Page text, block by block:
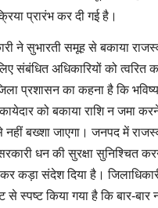
प्रारंभ कर दी गई है।
ने सुभारती समूह से बकाया
संबंधित अधिकारियों को त्वरित
प्रशासन का कहना है कि
को बकाया राशि न जमा
से नहीं बख्शा जाएगा। जनपद में
धन की सुरक्षा सुनिश्चित
कर कड़ा संदेश दिया है। जिलाधिकारी
से स्पष्ट किया गया है कि बार-बार